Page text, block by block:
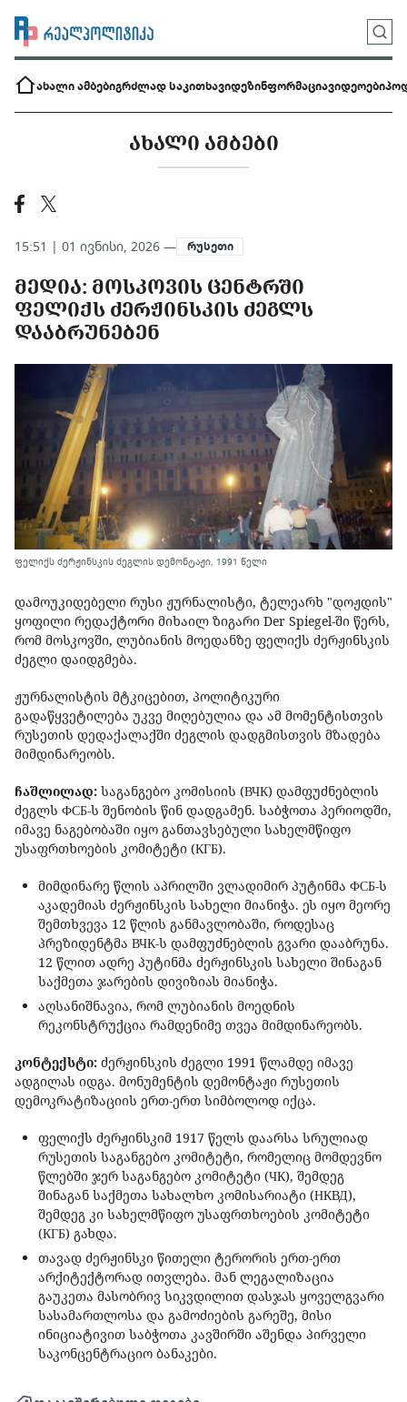
ახალი ამბებიგრძლად საკითხავიდეზინფორმაციავიდეოები
ᲐᲮᲐᲚᲘ ᲐᲛᲑᲔᲑᲘ
15:51 | 01 ივნისი, 2026 — რუსეთი
ᲛᲔᲓᲘᲐ: ᲛᲝᲡᲙᲝᲕᲘᲡ ᲪᲔᲜᲢᲠᲨᲘ
ᲤᲔᲚᲘᲥᲡ ᲫᲔᲠᲟᲘᲜᲡᲙᲘᲡ ᲫᲔᲒᲚᲡ
ᲓᲐᲐᲑᲠᲣᲜᲔᲑᲔᲜ
ფელიქს ძერჟინსკის ძეგლის დემონტაჟი, 1991 წელი
დამოუკიდებელი რუსი ჟურნალისტი, ტელეარხ "დოჟდის"
ყოფილი რედაქტორი მიხაილ ზიგარი Der Spiegel-ში წერს,
რომ მოსკოვში, ლუბიანის მოედანზე ფელიქს ძერჟინსკის
ძეგლი დაიდგმება.
ჟურნალისტის მტკიცებით, პოლიტიკური
გადაწყვეტილება უკვე მიღებულია და ამ მომენტისთვის
რუსეთის დედაქალაქში ძეგლის დადგმისთვის მზადება
მიმდინარეობს.
ჩაშლილად: საგანგებო კომისიის (ВЧК) დამფუძნებლის
ძეგლს ФСБ-ს შენობის წინ დადგამენ. საბჭოთა პერიოდში,
იმავე ნაგებობაში იყო განთავსებული სახელმწიფო
უსაფრთხოების კომიტეტი (КГБ).
მიმდინარე წლის აპრილში ვლადიმირ პუტინმა ФСБ-ს
აკადემიას ძერჟინსკის სახელი მიანიჭა. ეს იყო მეორე
შემთხვევა 12 წლის განმავლობაში, როდესაც
პრეზიდენტმა ВЧК-ს დამფუძნებლის გვარი დააბრუნა.
12 წლით ადრე პუტინმა ძერჟინსკის სახელი შინაგან
საქმეთა ჯარების დივიზიას მიანიჭა.
აღსანიშნავია, რომ ლუბიანის მოედნის
რეკონსტრუქცია რამდენიმე თვეა მიმდინარეობს.
კონტექსტი: ძერჟინსკის ძეგლი 1991 წლამდე იმავე
ადგილას იდგა. მონუმენტის დემონტაჟი რუსეთის
დემოკრატიზაციის ერთ-ერთ სიმბოლოდ იქცა.
ფელიქს ძერჟინსკიმ 1917 წელს დაარსა სრულიად
რუსეთის საგანგებო კომიტეტი, რომელიც მომდევნო
წლებში ჯერ საგანგებო კომიტეტი (ЧК), შემდეგ
შინაგან საქმეთა სახალხო კომისარიატი (НКВД),
შემდეგ კი სახელმწიფო უსაფრთხოების კომიტეტი
(КГБ) გახდა.
თავად ძერჟინსკი წითელი ტერორის ერთ-ერთ
არქიტექტორად ითვლება. მან ლეგალიზაცია
გაუკეთა მასობრივ სიკვდილით დასჯას ყოველგვარი
სასამართლოსა და გამოძიების გარეშე, მისი
ინიციატივით საბჭოთა კავშირში აშენდა პირველი
საკონცენტრაციო ბანაკები.